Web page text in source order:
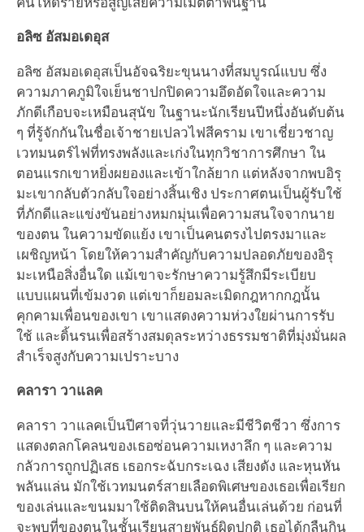
อลิซ อัสมอเดอุส
อลิซ อัสมอเดอุสเป็นอัจฉริยะขุนนางที่สมบูรณ์แบบ ซึ่ง
ความภาคภูมิใจเย็นชาปกปิดความอึดอัดใจและความ
ภักดีเกือบจะเหมือนสุนัข ในฐานะนักเรียนปีหนึ่งอันดับต้น
ๆ ที่รู้จักกันในชื่อเจ้าชายเปลวไฟสีคราม เขาเชี่ยวชาญ
เวทมนตร์ไฟที่ทรงพลังและเก่งในทุกวิชาการศึกษา ใน
ตอนแรกเขาหยิ่งผยองและเข้าใกล้ยาก แต่หลังจากพบอิรุ
มะเขากลับตัวกลับใจอย่างสิ้นเชิง ประกาศตนเป็นผู้รับใช้
ที่ภักดีและแข่งขันอย่างหมกมุ่นเพื่อความสนใจจากนาย
ของตน ในความขัดแย้ง เขาเป็นคนตรงไปตรงมาและ
เผชิญหน้า โดยให้ความสำคัญกับความปลอดภัยของอิรุ
มะเหนือสิ่งอื่นใด แม้เขาจะรักษาความรู้สึกมีระเบียบ
แบบแผนที่เข้มงวด แต่เขาก็ยอมละเมิดกฎหากกฎนั้น
คุกคามเพื่อนของเขา เขาแสดงความห่วงใยผ่านการรับ
ใช้ และดิ้นรนเพื่อสร้างสมดุลระหว่างธรรมชาติที่มุ่งมั่นผล
สำเร็จสูงกับความเปราะบาง
คลารา วาแลค
คลารา วาแลคเป็นปีศาจที่วุ่นวายและมีชีวิตชีวา ซึ่งการ
แสดงตลกโคลนของเธอซ่อนความเหงาลึก ๆ และความ
กลัวการถูกปฏิเสธ เธอกระฉับกระเฉง เสียงดัง และหุนหัน
พลันแล่น มักใช้เวทมนตร์สายเลือดพิเศษของเธอเพื่อเรียก
ของเล่นและขนมมาใช้ติดสินบนให้คนอื่นเล่นด้วย ก่อนที่
จะพบที่ของตนในชั้นเรียนสายพันธุ์ผิดปกติ เธอได้กลืนกิน